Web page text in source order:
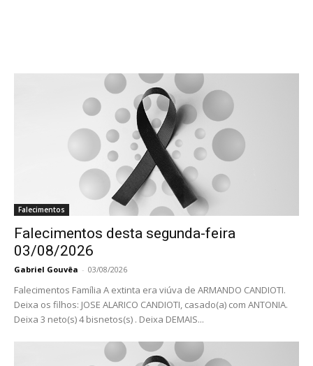
Falecimentos
Falecimentos desta segunda-feira
03/08/2026
Gabriel Gouvêa - 03/08/2026
Falecimentos Família A extinta era viúva de ARMANDO CANDIOTI.
Deixa os filhos: JOSE ALARICO CANDIOTI, casado(a) com ANTONIA.
Deixa 3 neto(s) 4 bisnetos(s) . Deixa DEMAIS...